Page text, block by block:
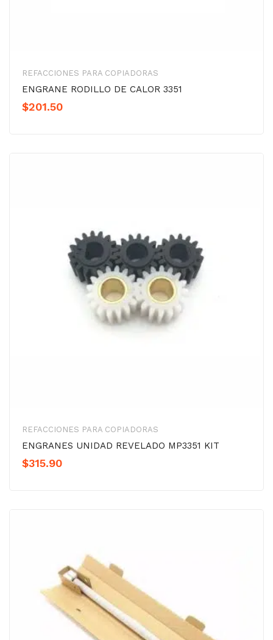
REFACCIONES PARA COPIADORAS
ENGRANE RODILLO DE CALOR 3351
$201.50
REFACCIONES PARA COPIADORAS
ENGRANES UNIDAD REVELADO MP3351 KIT
$315.90